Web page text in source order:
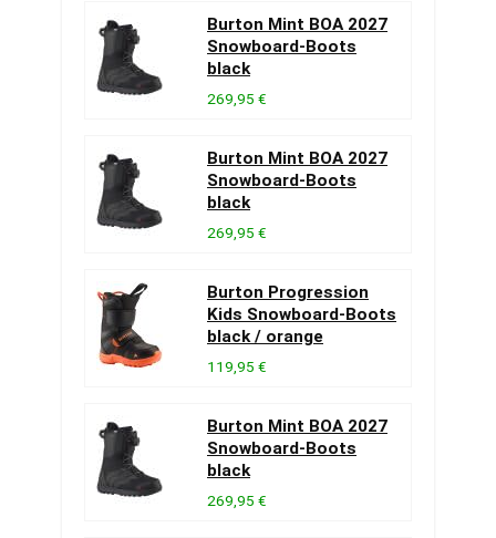
Burton Mint BOA 2027
Snowboard-Boots
black
269,95 €
Burton Mint BOA 2027
Snowboard-Boots
black
269,95 €
Burton Progression
Kids Snowboard-Boots
black / orange
119,95 €
Burton Mint BOA 2027
Snowboard-Boots
black
269,95 €